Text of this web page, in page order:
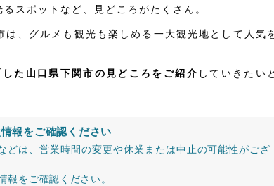
スポットなど、見どころがたくさん。
、グルメも観光も楽しめる一大観光地として人気
た山口県下関市の見どころをご紹介 していきたい
報をご確認ください
どは、営業時間の変更や休業または中止の可能性がござ
報をご確認ください。